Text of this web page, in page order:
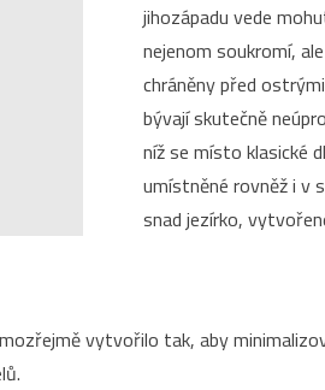
jihozápadu vede
nejenom soukromí,
chráněny před
bývají skutečně
níž se místo klasické
umístněné rovněž i v
snad jezírko,
vytvořilo tak, aby